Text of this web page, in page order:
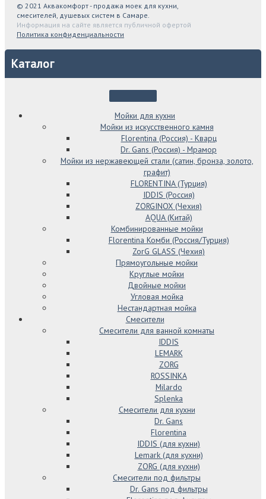
© 2021 Аквакомфорт - продажа моек для кухни,
смесителей, душевых систем в Самаре.
Информация на сайте является публичной офертой
Политика конфиденциальности
Каталог
Мойки для кухни
Мойки из искусственного камня
Florentina (Россия) - Кварц
Dr. Gans (Россия) - Мрамор
Мойки из нержавеющей стали (сатин, бронза, золото,
графит)
FLORENTINA (Турция)
IDDIS (Россия)
ZORGINOX (Чехия)
AQUA (Китай)
Комбинированные мойки
Florentina Комби (Россия/Турция)
ZorG GLASS (Чехия)
Прямоугольные мойки
Круглые мойки
Двойные мойки
Угловая мойка
Нестандартная мойка
Смесители
Смесители для ванной комнаты
IDDIS
LEMARK
ZORG
ROSSINKA
Milardo
Splenka
Смесители для кухни
Dr. Gans
Florentina
IDDIS (для кухни)
Lemark (для кухни)
ZORG (для кухни)
Смесители под фильтры
Dr. Gans под фильтры